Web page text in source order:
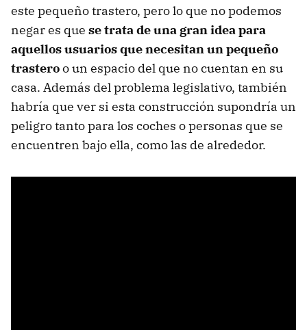
este pequeño trastero, pero lo que no podemos
negar es que se trata de una gran idea para
aquellos usuarios que necesitan un pequeño
trasteroo un espacio del que no cuentan en su
casa. Además del problema legislativo, también
habría que ver si esta construcción supondría un
peligro tanto para los coches o personas que se
encuentren bajo ella, como las de alrededor.